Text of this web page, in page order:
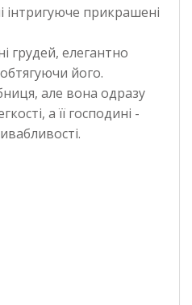
інтригуюче прикрашені
грудей, елегантно
його.
але вона одразу
а її господині -